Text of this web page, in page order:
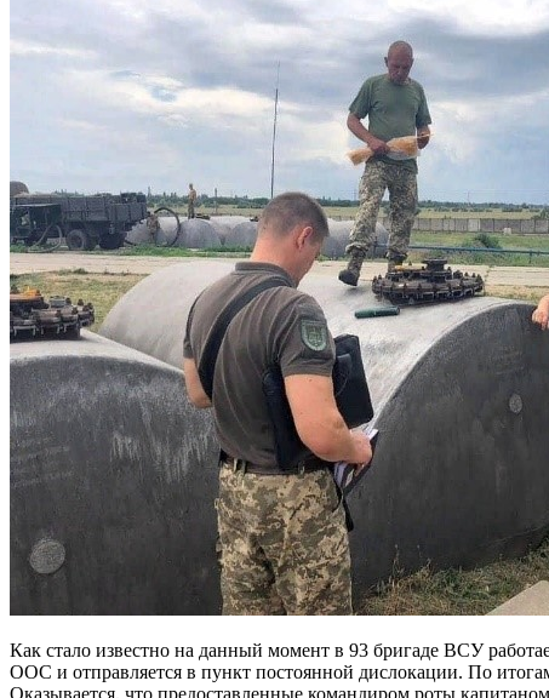
Как стало известно на данный момент в 93 бригаде ВСУ
ООС и отправляется в пункт постоянной дислокации. По